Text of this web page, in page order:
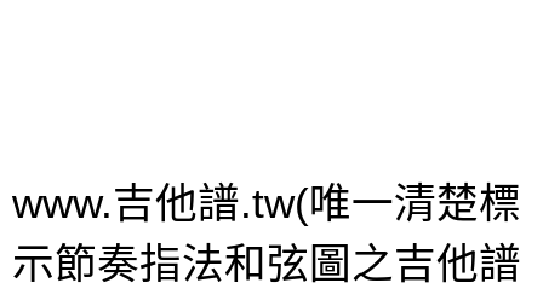
www.吉他譜.tw(唯一清楚標
示節奏指法和弦圖之吉他譜